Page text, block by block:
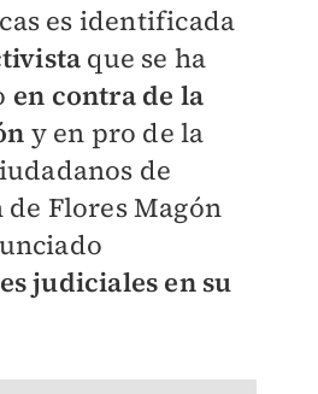
es identificada
que se ha
en contra de la
y en pro de la
de
Flores Magón
judiciales en su